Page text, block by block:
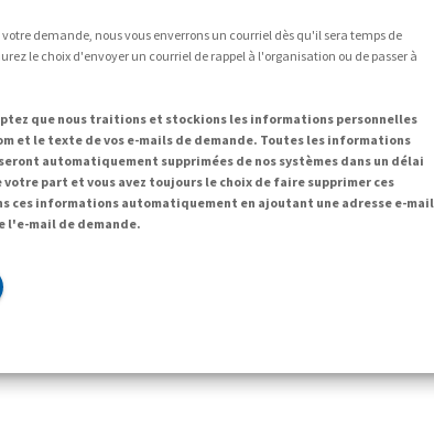
demande, nous vous enverrons un courriel dès qu'il sera temps de
le choix d'envoyer un courriel de rappel à l'organisation ou de passer à
que nous traitions et stockions les informations personnelles
et le texte de vos e-mails de demande. Toutes les informations
automatiquement supprimées de nos systèmes dans un délai
part et vous avez toujours le choix de faire supprimer ces
ces informations automatiquement en ajoutant une adresse e-mail
l'e-mail de demande.